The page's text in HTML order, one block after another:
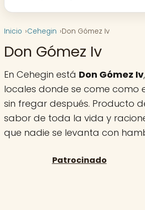
Inicio Cehegin Don Gómez Iv
Don Gómez Iv
En Cehegin está Don Gómez Iv
locales donde se come como
sin fregar después. Producto
sabor de toda la vida y
que nadie se levanta con